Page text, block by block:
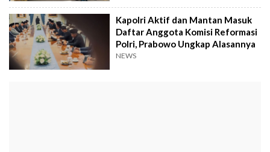
Kapolri Aktif dan Mantan Masuk
Daftar Anggota Komisi Reformasi
Polri, Prabowo Ungkap Alasannya
NEWS